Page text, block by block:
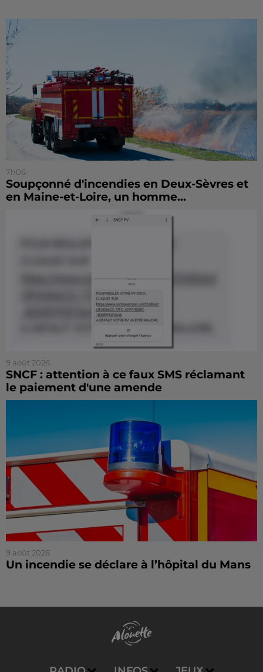
7h06
Soupçonné d'incendies en Deux-Sèvres et
en Maine-et-Loire, un homme...
9 août 2026
SNCF : attention à ce faux SMS réclamant
le paiement d'une amende
9 août 2026
Un incendie se déclare à l’hôpital du Mans